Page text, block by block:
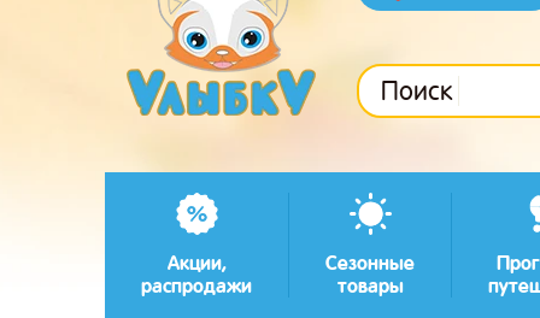
Поиск
Акции,
распродажи
Сезонные
товары